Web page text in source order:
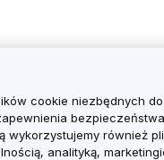
cookie niezbędnych
wykorzystujemy również
analityką,